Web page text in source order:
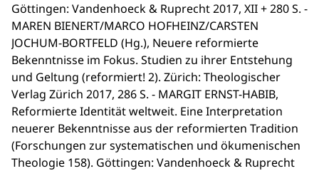
Göttingen: Vandenhoeck & Ruprecht 2017, XII + 280 S. -
MAREN BIENERT/MARCO HOFHEINZ/CARSTEN
JOCHUM-BORTFELD (Hg.), Neuere reformierte
Bekenntnisse im Fokus. Studien zu ihrer Entstehung
und Geltung (reformiert! 2). Zürich: Theologischer
Verlag Zürich 2017, 286 S. - MARGIT ERNST-HABIB,
Reformierte Identität weltweit. Eine Interpretation
neuerer Bekenntnisse aus der reformierten Tradition
(Forschungen zur systematischen und ökumenischen
Theologie 158). Göttingen: Vandenhoeck & Ruprecht